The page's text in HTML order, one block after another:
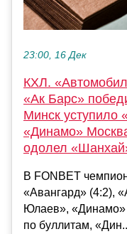
23:00, 16 Дек
КХЛ.
«Ак Барс»
Минск уступило
«Динамо»
одолел
В FONBET
«Авангард» (4:2),
Юлаев», «Динамо»
по буллитам,